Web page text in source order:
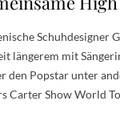
Schuhdesigner
längerem mit
den Popstar unter
Carter Show World